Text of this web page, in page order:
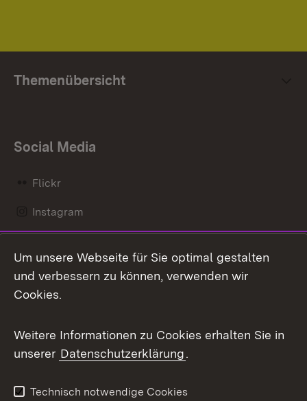
Themenübersicht
Social Media
Flickr
Instagram
Mastodon
Messenger
Social Wall
X / Twitter
Youtube
Um unsere Webseite für Sie optimal gestalten
und verbessern zu können, verwenden wir
Cookies.
Weitere Informationen zu Cookies erhalten Sie in
unserer Datenschutzerklärung.
Technisch notwendige Cookies